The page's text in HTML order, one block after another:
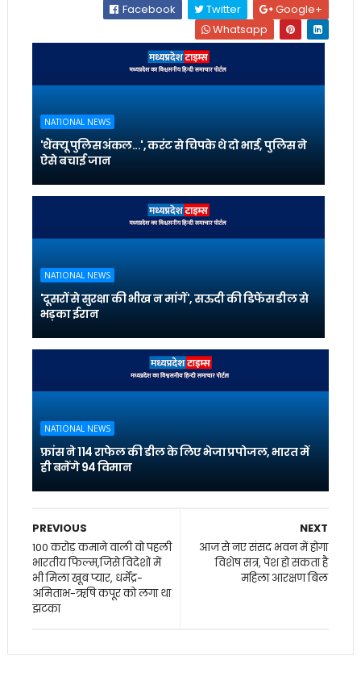
Facebook
Twitter
Google+
Whatsapp
NATIONAL NEWS
'थैंक्यू पुलिस अंकल...', करंट से चिपके थे दो भाई, पुलिस ने
ऐसे बचाई जान
NATIONAL NEWS
'दूसरों से सुरक्षा की भीख न मांगें', सऊदी की डिफेंस डील से
भड़का ईरान
NATIONAL NEWS
फ्रांस ने 114 राफेल की डील के लिए भेजा प्रपोजल, भारत में
ही बनेंगे 94 विमान
NEXT
आज से नए संसद भवन में होगा
विशेष सत्र, पेश हो सकता है
महिला आरक्षण बिल
PREVIOUS
100 करोड़ कमाने वाली वो पहली
भारतीय फिल्म,जिसे विदेशों में
भी मिला खूब प्यार, धर्मेंद्र-
अमिताभ-ऋषि कपूर को लगा था
झटका